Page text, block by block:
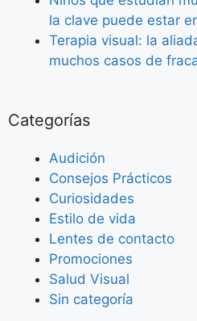
la clave puede estar
Terapia visual: la
muchos casos de
Categorías
Audición
Consejos Prácticos
Curiosidades
Estilo de vida
Lentes de contacto
Promociones
Salud Visual
Sin categoría